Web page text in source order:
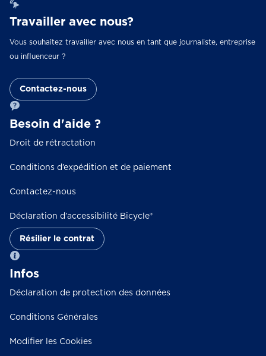
Travailler avec nous?
Vous souhaitez travailler avec nous en tant que journaliste, entreprise
ou influenceur ?
Contactez-nous
Besoin d'aide ?
Droit de rétractation
Conditions d’expédition et de paiement
Contactez-nous
Déclaration d’accessibilité Bicycle®
Résilier le contrat
Infos
Déclaration de protection des données
Conditions Générales
Modifier les Cookies